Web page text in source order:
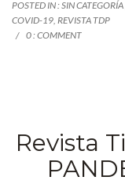
POSTED IN : SIN CATEGORÍA
COVID-19, REVISTA TDP
0 : COMMENT
Revista